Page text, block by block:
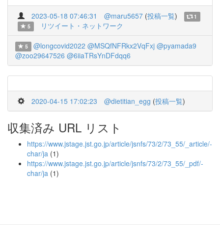
2023-05-18 07:46:31 @maru5657 (投稿一覧)
1
5
リツイート・ネットワーク
5 @longcovid2022 @MSQfNFRkx2VqFxj @pyamada9
@zoo29647526 @6iiaTRsYnDFdqq6
2020-04-15 17:02:23 @dietitian_egg (投稿一覧)
収集済み URL リスト
https://www.jstage.jst.go.jp/article/jsnfs/73/2/73_55/_article/-
char/ja (1)
https://www.jstage.jst.go.jp/article/jsnfs/73/2/73_55/_pdf/-
char/ja (1)